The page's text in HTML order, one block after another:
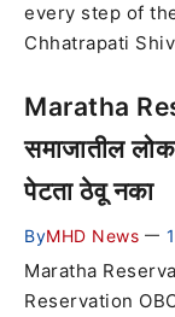
every step of
Chhatrapati
Maratha
समाजातील
पेटता ठेवू नका
ByMHD News —
Maratha
Reservation